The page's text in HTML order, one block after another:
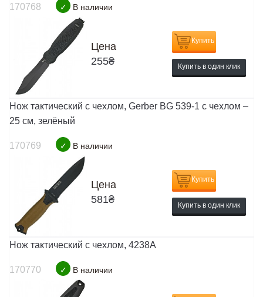
170768 ✓ В наличии
Цена
255₴
Купить
Купить в один клик
Нож тактический с чехлом, Gerber BG 539-1 с чехлом –
25 см, зелёный
170769 ✓ В наличии
Цена
581₴
Купить
Купить в один клик
Нож тактический с чехлом, 4238A
170770 ✓ В наличии